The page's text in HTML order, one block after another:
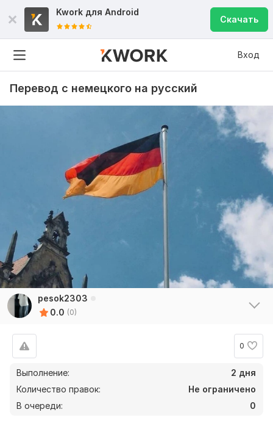
Kwork для Android
Скачать
Вход
Перевод с немецкого на русский
pesok2303
0.0 (0)
0
Выполнение:
2 дня
Количество правок:
Не ограничено
В очереди:
0